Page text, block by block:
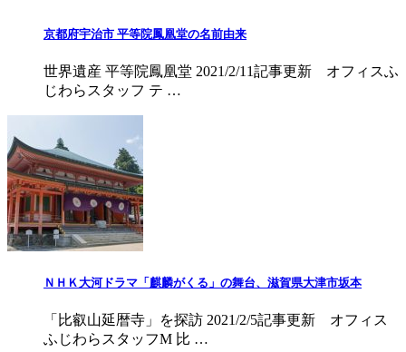
京都府宇治市 平等院鳳凰堂の名前由来
世界遺産 平等院鳳凰堂 2021/2/11記事更新 オフィスふ
じわらスタッフ テ …
ＮＨＫ大河ドラマ「麒麟がくる」の舞台、滋賀県大津市坂本
「比叡山延暦寺」を探訪 2021/2/5記事更新 オフィス
ふじわらスタッフM 比 …